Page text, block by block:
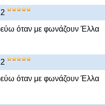
όταν με φωνάζουν Έλλα
όταν με φωνάζουν Έλλα